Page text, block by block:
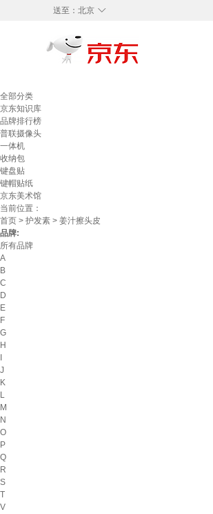
◇
送至： 北京
全部分类
京东知识库
品牌排行榜
普联摄像头
一体机
收纳包
键盘贴
键帽贴纸
京东美术馆
当前位置：
首页 > 护发素 > 姜汁擦头皮
品牌:
所有品牌
A
B
C
D
E
F
G
H
J
K
L
M
N
O
P
Q
R
S
T
V